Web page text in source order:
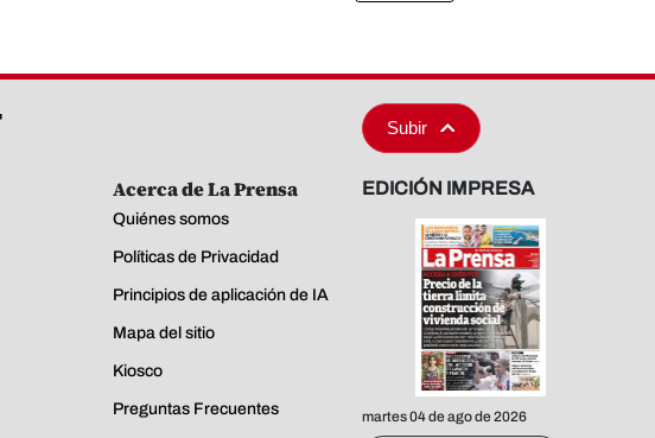
Subir
Acerca de La Prensa
Quiénes somos
Políticas de Privacidad
Principios de aplicación de IA
Mapa del sitio
Kiosco
Preguntas Frecuentes
EDICIÓN IMPRESA
martes 04 de ago de 2026